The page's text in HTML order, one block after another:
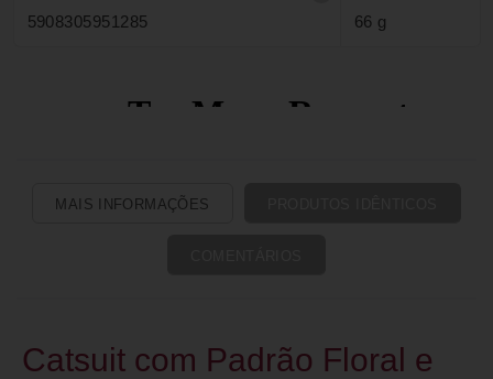
5908305951285 66 g
MAIS INFORMAÇÕES
Catsuit com Padrão Floral e